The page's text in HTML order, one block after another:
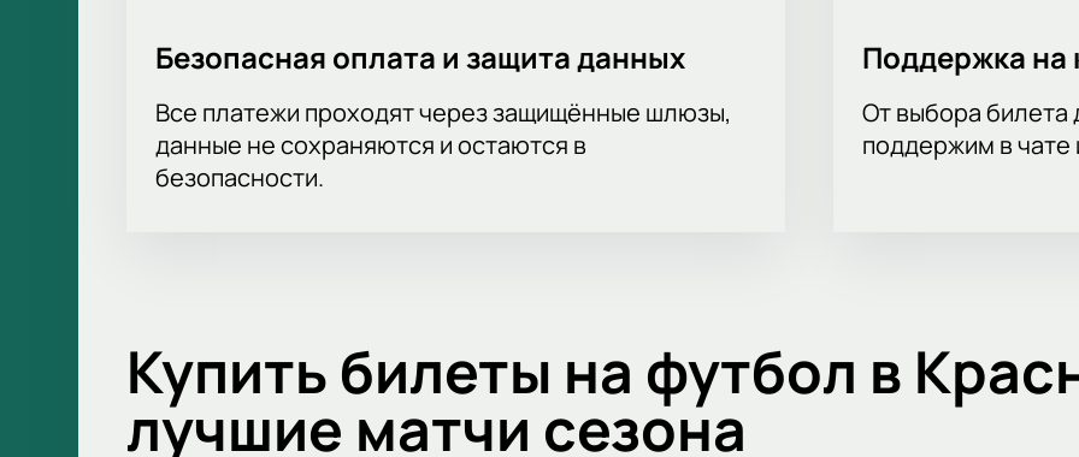
Безопасная оплата и защита данных
Все платежи проходят через защищённые шлюзы,
данные не сохраняются и остаются в
безопасности.
Поддержка на
От выбора билета
поддержим в чате
Купить билеты на футбол в
лучшие матчи сезона